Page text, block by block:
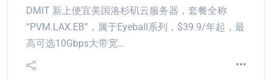
DMIT 新上便宜美国洛杉矶云服务器，套餐全称
“PVM.LAX.EB”，属于Eyeball系列，$39.9/年起，最
高可选10Gbps大带宽…